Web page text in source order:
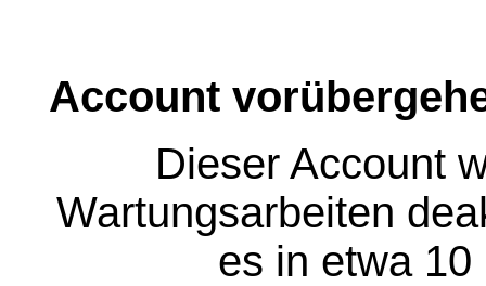
Account
Dieser Account
Wartungsarbeiten
es in etwa